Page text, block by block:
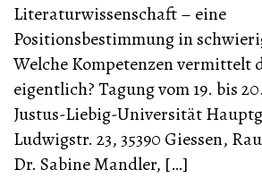
Literaturwissenschaft – eine
Positionsbestimmung in
Welche Kompetenzen vermittelt
eigentlich? Tagung vom 19. bis
Justus-Liebig-Universität
Ludwigstr. 23, 35390 Giessen,
Dr. Sabine Mandler, […]